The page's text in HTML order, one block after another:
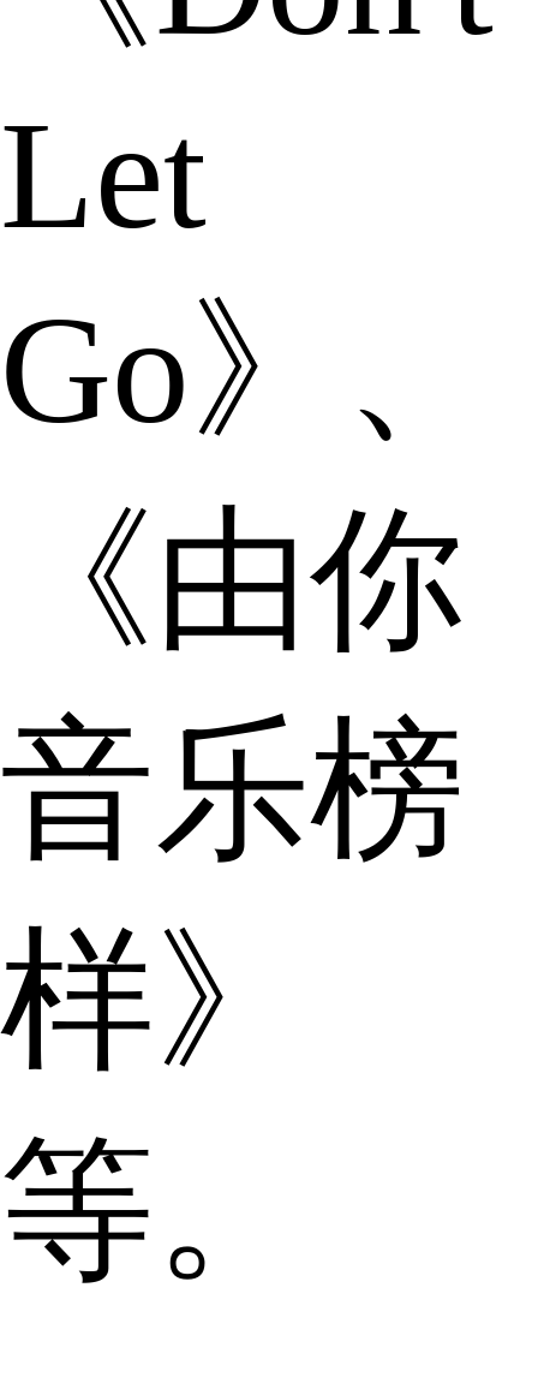
Let
Go》、
《由你
音乐榜
样》
等。